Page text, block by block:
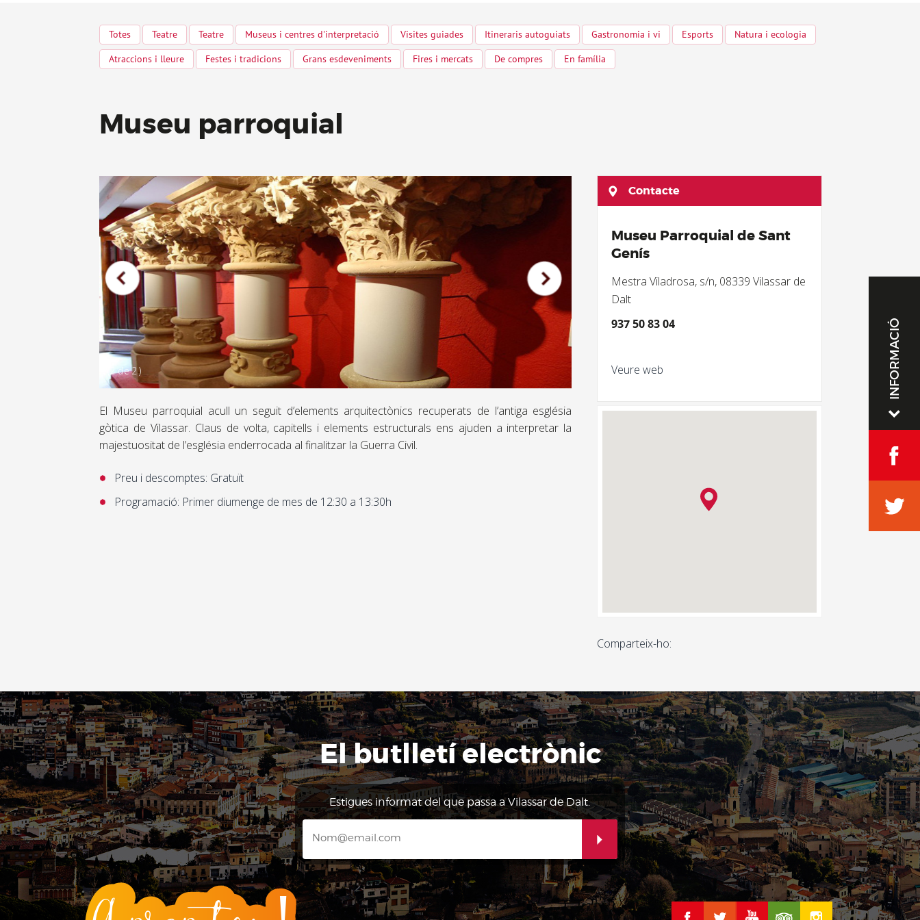
INFORMACIÓ
Totes Teatre Teatre Museus i centres d'interpretació Visites guiades Itineraris autoguiats Gastronomia i vi Esports Natura i ecologia
Atraccions i lleure Festes i tradicions Grans esdeveniments Fires i mercats De compres En família
Museu parroquial
2 de 2)
El Museu parroquial acull un seguit d’elements arquitectònics recuperats de l’antiga església
gòtica de Vilassar. Claus de volta, capitells i elements estructurals ens ajuden a interpretar la
majestuositat de l’església enderrocada al finalitzar la Guerra Civil.
Preu i descomptes: Gratuït
Programació: Primer diumenge de mes de 12:30 a 13:30h
Contacte
Museu Parroquial de Sant
Genís
Mestra Viladrosa, s/n, 08339 Vilassar de
Dalt
937 50 83 04
Veure web
Comparteix-ho:
El butlletí electrònic
Estigues informat del que passa a Vilassar de Dalt.